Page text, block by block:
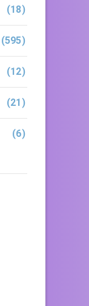
(18)
(595)
(12)
(21)
(6)